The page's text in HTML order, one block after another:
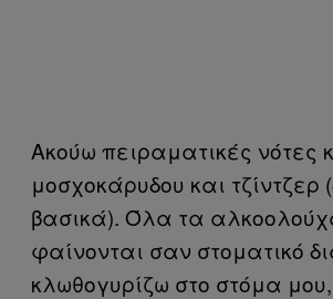
Ακούω πειραματικές νότες
μοσχοκάρυδου και τζίντζερ
βασικά). Όλα τα
φαίνονται σαν στοματικό
κλωθογυρίζω στο στόμα